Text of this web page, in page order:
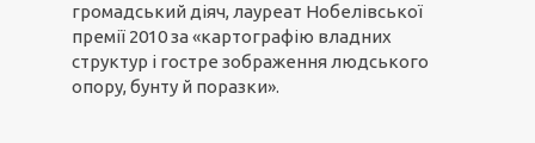
громадський діяч, лауреат Нобелівської
премії 2010 за «картографію владних
структур і гостре зображення людського
опору, бунту й поразки».